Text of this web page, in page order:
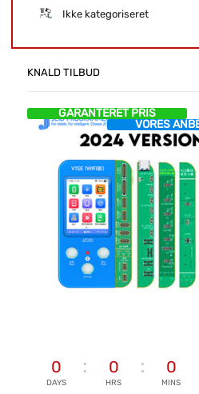
Ikke kategoriseret
KNALD TILBUD
GARANTERET PRIS
VORES
0
DAYS
0
HRS
0
MINS